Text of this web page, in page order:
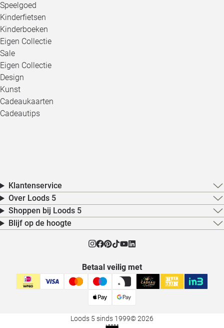
Speelgoed
Kinderfietsen
Kinderboeken
Eigen Collectie
Sale
Eigen Collectie
Design
Kunst
Cadeaukaarten
Cadeautips
Klantenservice
Over Loods 5
Shoppen bij Loods 5
Blijf op de hoogte
Betaal veilig met
Loods 5 sinds 1999© 2026